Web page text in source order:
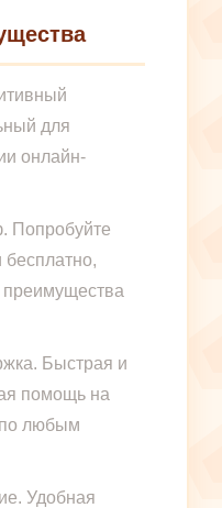
для
онлайн-
Попробуйте
преимущества
Быстрая и
помощь на
по любым
Удобная